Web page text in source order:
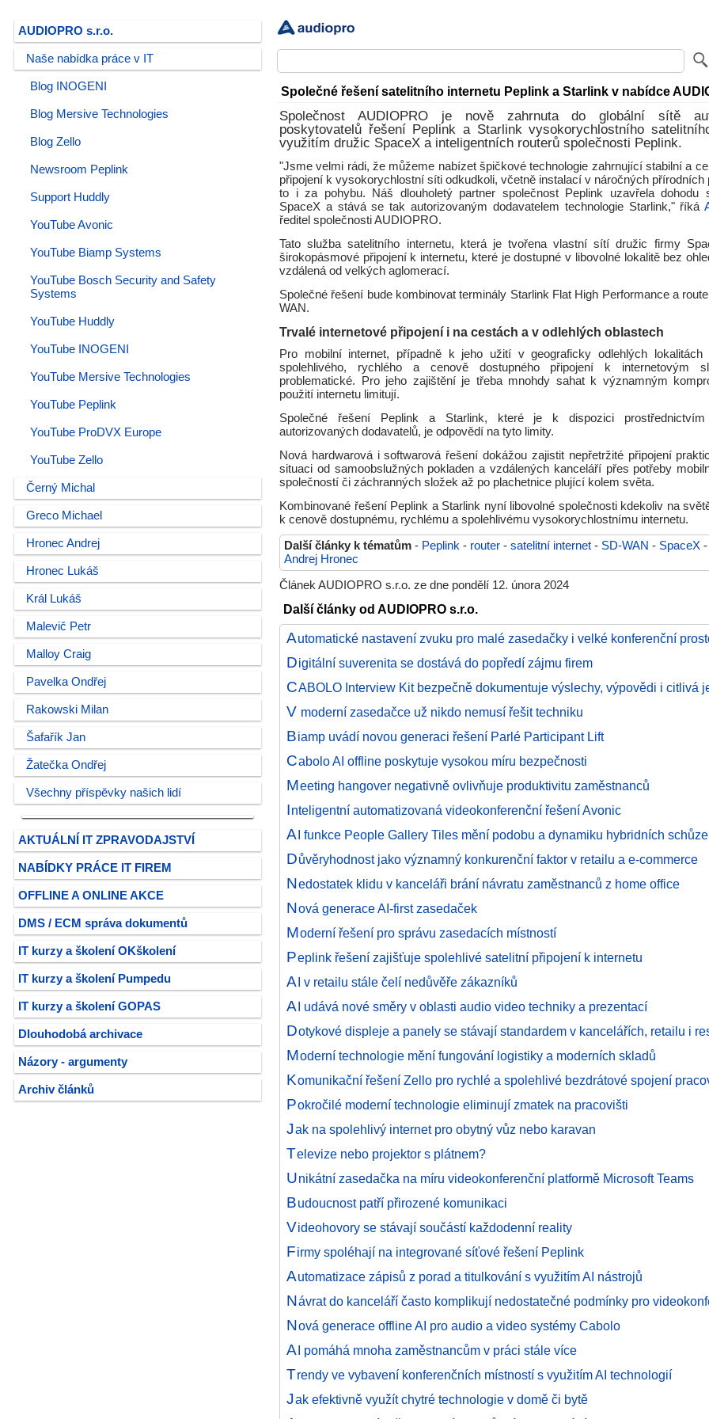
AUDIOPRO s.r.o.
Naše nabídka práce v IT
Blog INOGENI
Blog Mersive Technologies
Blog Zello
Newsroom Peplink
Support Huddly
YouTube Avonic
YouTube Biamp Systems
YouTube Bosch Security and Safety
Systems
YouTube Huddly
YouTube INOGENI
YouTube Mersive Technologies
YouTube Peplink
YouTube ProDVX Europe
YouTube Zello
Černý Michal
Greco Michael
Hronec Andrej
Hronec Lukáš
Král Lukáš
Malevič Petr
Malloy Craig
Pavelka Ondřej
Rakowski Milan
Šafařík Jan
Žatečka Ondřej
Všechny příspěvky našich lidí
AKTUÁLNÍ IT ZPRAVODAJSTVÍ
NABÍDKY PRÁCE IT FIREM
OFFLINE A ONLINE AKCE
DMS / ECM správa dokumentů
IT kurzy a školení OKškolení
IT kurzy a školení Pumpedu
IT kurzy a školení GOPAS
Dlouhodobá archivace
Názory - argumenty
Archiv článků
Společné řešení satelitního internetu Peplink a Starlink v nabídce
Společnost AUDIOPRO je nově zahrnuta do globální sítě
poskytovatelů řešení Peplink a Starlink vysokorychlostního
využitím družic SpaceX a inteligentních routerů společnosti Peplink.
"Jsme velmi rádi, že můžeme nabízet špičkové technologie zahrnující stabilní a
připojení k vysokorychlostní síti odkudkoli, včetně instalací v náročných přírodních
to i za pohybu. Náš dlouholetý partner společnost Peplink uzavřela dohodu
SpaceX a stává se tak autorizovaným dodavatelem technologie Starlink," říká
ředitel společnosti AUDIOPRO.
Tato služba satelitního internetu, která je tvořena vlastní sítí družic firmy
širokopásmové připojení k internetu, které je dostupné v libovolné lokalitě bez
vzdálená od velkých aglomerací.
Společné řešení bude kombinovat terminály Starlink Flat High Performance a
WAN.
Trvalé internetové připojení i na cestách a v odlehlých oblastech
Pro mobilní internet, případně k jeho užití v geograficky odlehlých lokalitách
spolehlivého, rychlého a cenově dostupného připojení k internetovým
problematické. Pro jeho zajištění je třeba mnohdy sahat k významným
použití internetu limitují.
Společné řešení Peplink a Starlink, které je k dispozici
autorizovaných dodavatelů, je odpovědí na tyto limity.
Nová hardwarová i softwarová řešení dokážou zajistit nepřetržité připojení
situaci od samoobslužných pokladen a vzdálených kanceláří přes potřeby
společností či záchranných složek až po plachetnice plující kolem světa.
Kombinované řešení Peplink a Starlink nyní libovolné společnosti kdekoliv na
k cenově dostupnému, rychlému a spolehlivému vysokorychlostnímu internetu.
Další články k tématům - Peplink - router - satelitní internet - SD-WAN - SpaceX -
Andrej Hronec
Článek AUDIOPRO s.r.o. ze dne pondělí 12. února 2024
Další články od AUDIOPRO s.r.o.
Automatické nastavení zvuku pro malé zasedačky i velké konferenční
Digitální suverenita se dostává do popředí zájmu firem
CABOLO Interview Kit bezpečně dokumentuje výslechy, výpovědi i citlivá
V moderní zasedačce už nikdo nemusí řešit techniku
Biamp uvádí novou generaci řešení Parlé Participant Lift
Cabolo AI offline poskytuje vysokou míru bezpečnosti
Meeting hangover negativně ovlivňuje produktivitu zaměstnanců
Inteligentní automatizovaná videokonferenční řešení Avonic
AI funkce People Gallery Tiles mění podobu a dynamiku hybridních
Důvěryhodnost jako významný konkurenční faktor v retailu a e-commerce
Nedostatek klidu v kanceláři brání návratu zaměstnanců z home office
Nová generace AI-first zasedaček
Moderní řešení pro správu zasedacích místností
Peplink řešení zajišťuje spolehlivé satelitní připojení k internetu
AI v retailu stále čelí nedůvěře zákazníků
AI udává nové směry v oblasti audio video techniky a prezentací
Dotykové displeje a panely se stávají standardem v kancelářích, retailu i
Moderní technologie mění fungování logistiky a moderních skladů
Komunikační řešení Zello pro rychlé a spolehlivé bezdrátové spojení
Pokročilé moderní technologie eliminují zmatek na pracovišti
Jak na spolehlivý internet pro obytný vůz nebo karavan
Televize nebo projektor s plátnem?
Unikátní zasedačka na míru videokonferenční platformě Microsoft Teams
Budoucnost patří přirozené komunikaci
Videohovory se stávají součástí každodenní reality
Firmy spoléhají na integrované síťové řešení Peplink
Automatizace zápisů z porad a titulkování s využitím AI nástrojů
Návrat do kanceláří často komplikují nedostatečné podmínky pro
Nová generace offline AI pro audio a video systémy Cabolo
AI pomáhá mnoha zaměstnancům v práci stále více
Trendy ve vybavení konferenčních místností s využitím AI technologií
Jak efektivně využít chytré technologie v domě či bytě